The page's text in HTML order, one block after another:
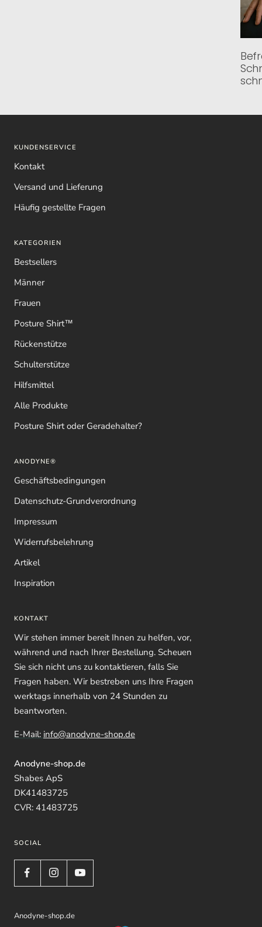
KUNDENSERVICE
Kontakt
Versand und Lieferung
Häufig gestellte Fragen
KATEGORIEN
Bestsellers
Männer
Frauen
Posture Shirt™
Rückenstütze
Schulterstütze
Hilfsmittel
Alle Produkte
Posture Shirt oder Geradehalter?
ANODYNE®
Geschäftsbedingungen
Datenschutz-Grundverordnung
Impressum
Widerrufsbelehrung
Artikel
Inspiration
KONTAKT
Wir stehen immer bereit Ihnen zu helfen, vor,
während und nach Ihrer Bestellung. Scheuen
Sie sich nicht uns zu kontaktieren, falls Sie
Fragen haben. Wir bestreben uns Ihre Fragen
werktags innerhalb von 24 Stunden zu
beantworten.
E-Mail: info@anodyne-shop.de
Anodyne-shop.de
Shabes ApS
DK41483725
CVR: 41483725
SOCIAL
Anodyne-shop.de